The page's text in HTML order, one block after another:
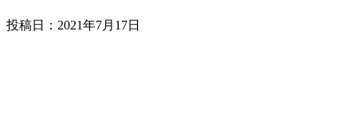
投稿日： 2021年7月17日